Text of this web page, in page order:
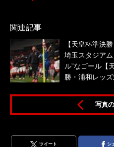
関連記事
【天皇杯準決
埼玉スタジア
ル”なゴール【
勝・浦和レッ
写真
ツイート シ